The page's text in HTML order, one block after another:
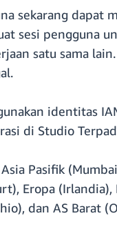
sekarang dapat
sesi pengguna
satu sama
identitas
di Studio
Pasifik
Eropa
dan AS Barat